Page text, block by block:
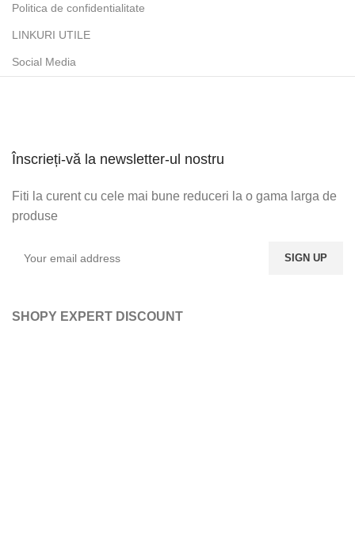
Politica de confidentialitate
LINKURI UTILE
Social Media
Înscrieți-vă la newsletter-ul nostru
Fiti la curent cu cele mai bune reduceri la o gama larga de
produse
SHOPY EXPERT DISCOUNT